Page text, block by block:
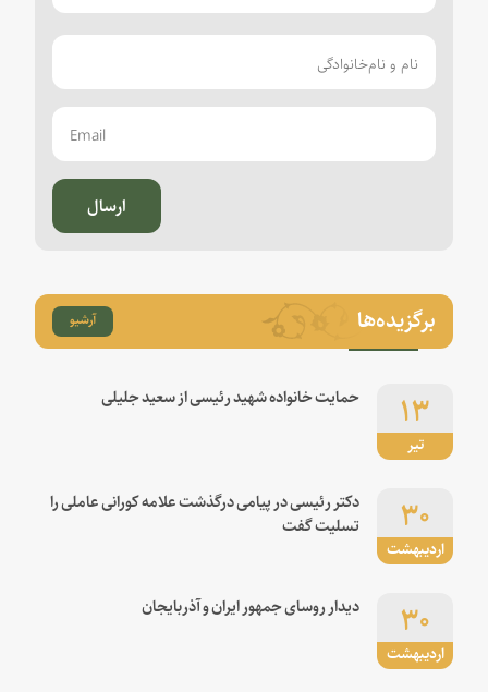
ارسال
برگزیده‌ها آرشیو
تیر
۱۳ حمایت خانواده شهید رئیسی از سعید جلیلی
اردیبهشت
۳۰
دکتر رئیسی در پیامی درگذشت علامه کورانی عاملی را
تسلیت گفت
اردیبهشت
۳۰ دیدار روسای جمهور ایران و آذربایجان